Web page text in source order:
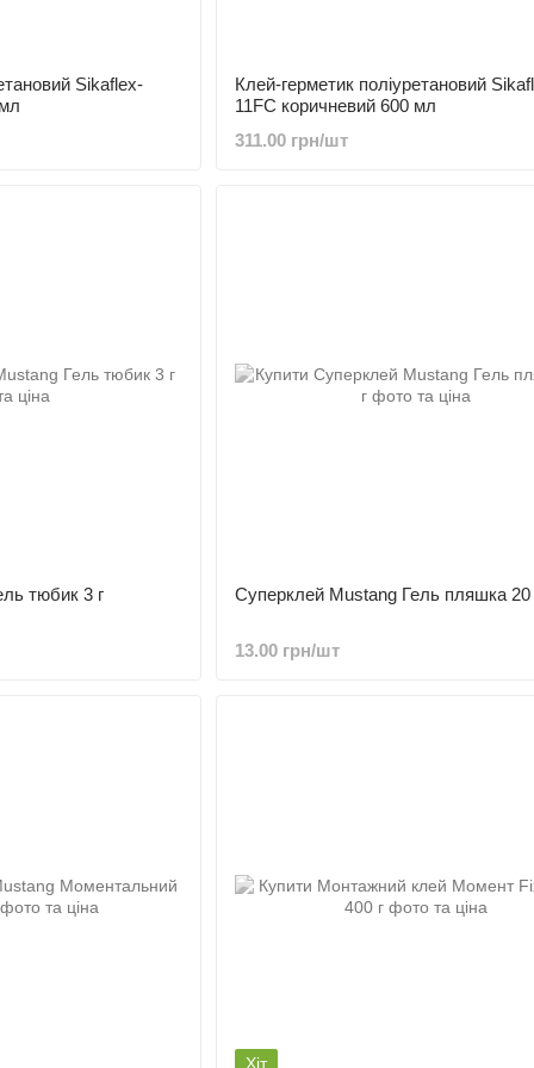
Sikaflex-
Клей-герметик поліуретановий
11FC коричневий 600 мл
311.00 грн/шт
тюбик 3 г Суперклей Mustang Гель пляшка 20
13.00 грн/шт
Хіт